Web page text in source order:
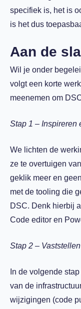
specifiek is, het is
is het dus
Aan de
Wil je onder
volgt een korte
meenemen om
Stap 1 – Inspireren
We lichten de
ze te overtuigen
geklik meer en
met de tooling die
DSC. Denk hierbij
Code editor en
Stap 2 –
In de volgende
van de
wijzigingen (code